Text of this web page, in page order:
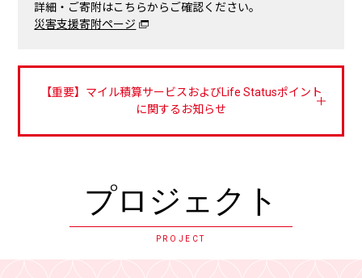
詳細・ご寄附はこちらからご確認ください。
災害支援寄附ページ
【重要】マイル積算サービスおよびLife Statusポイント
に関するお知らせ
プロジェクト
PROJECT